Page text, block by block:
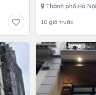
Thành phố Hà Nội
10 giờ trước